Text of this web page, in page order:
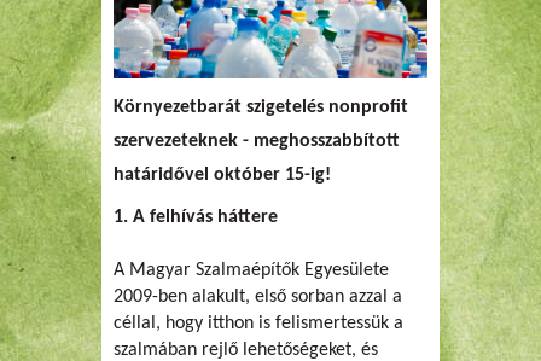
Környezetbarát szigetelés nonprofit
szervezeteknek - meghosszabbított
határidővel október 15-ig!
1. A felhívás háttere
A Magyar Szalmaépítők Egyesülete
2009-ben alakult, első sorban azzal a
céllal, hogy itthon is felismertessük a
szalmában rejlő lehetőségeket, és